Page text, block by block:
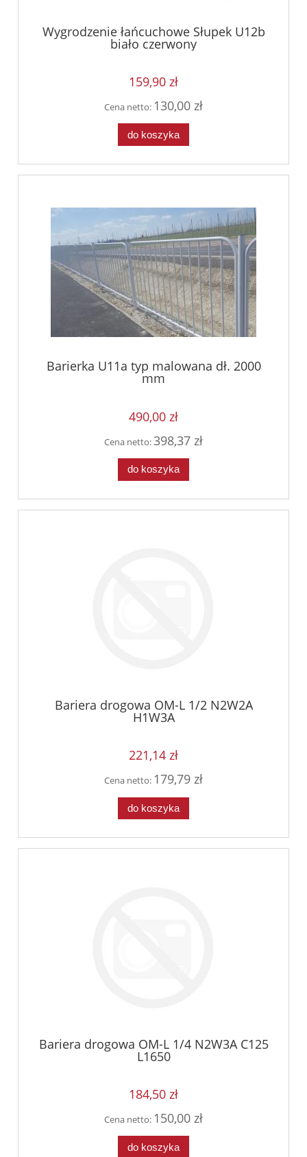
Wygrodzenie łańcuchowe Słupek U12b
biało czerwony
159,90 zł
Cena netto: 130,00 zł
do koszyka
Barierka U11a typ malowana dł. 2000
mm
490,00 zł
Cena netto:398,37 zł
do koszyka
Bariera drogowa OM-L 1/2 N2W2A
H1W3A
221,14 zł
Cena netto: 179,79 zł
do koszyka
Bariera drogowa OM-L 1/4 N2W3A C125
L1650
184,50 zł
Cena netto: 150,00 zł
do koszyka